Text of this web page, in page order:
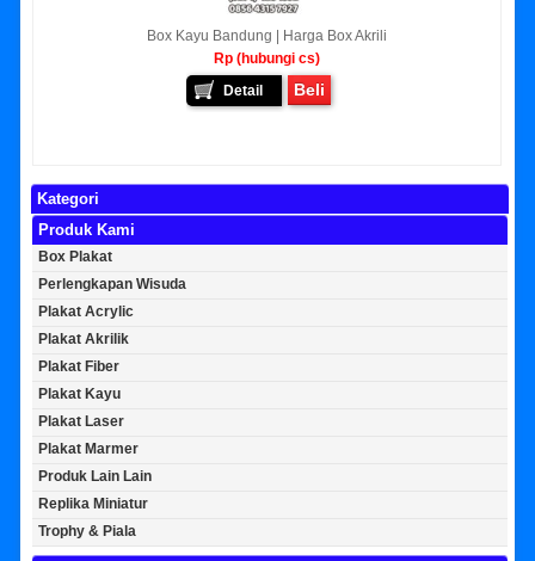
Box Kayu Bandung | Harga Box Akrili
Rp (hubungi cs)
Detail
Beli
Kategori
Produk Kami
Box Plakat
Perlengkapan Wisuda
Plakat Acrylic
Plakat Akrilik
Plakat Fiber
Plakat Kayu
Plakat Laser
Plakat Marmer
Produk Lain Lain
Replika Miniatur
Trophy & Piala